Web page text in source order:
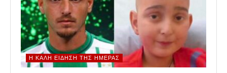
Η ΚΑΛΉ ΕΊΔΗΣΗ ΤΗΣ ΗΜΈΡΑΣ